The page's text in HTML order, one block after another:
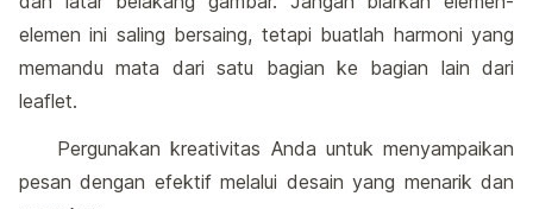
elemen ini saling bersaing, tetapi buatlah harmoni yang
memandu mata dari satu bagian ke bagian lain dari
leaflet.
Pergunakan kreativitas Anda untuk menyampaikan
pesan dengan efektif melalui desain yang menarik dan